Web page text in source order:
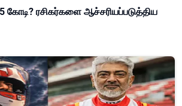
கோடி? ரசிகர்களை ஆச்சரியப்படுத்திய